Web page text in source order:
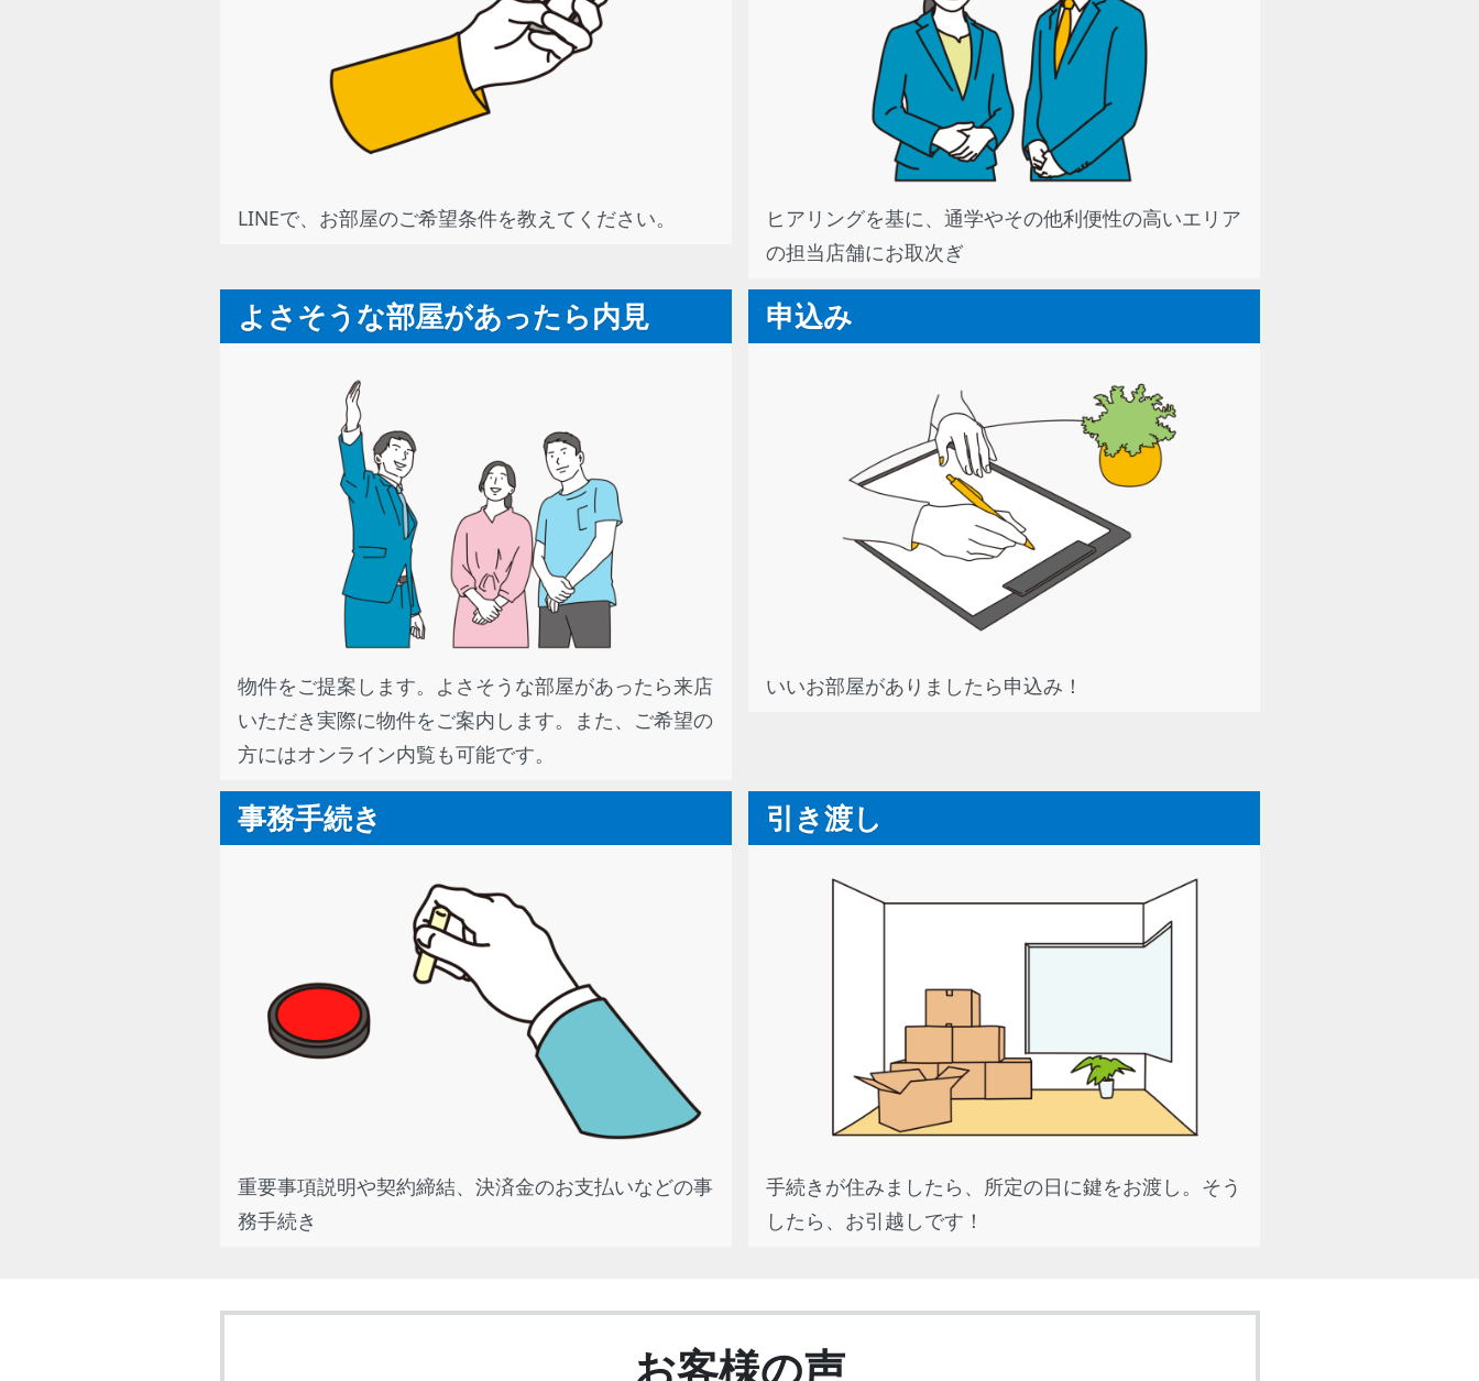
LINEで、お部屋のご希望条件を教えてください。
ヒアリングを基に、通学やその他利便性の高いエリア
の担当店舗にお取次ぎ
よさそうな部屋があったら内見
物件をご提案します。よさそうな部屋があったら来店
いただき実際に物件をご案内します。また、ご希望の
方にはオンライン内覧も可能です。
申込み
いいお部屋がありましたら申込み！
事務手続き
重要事項説明や契約締結、決済金のお支払いなどの事
務手続き
引き渡し
手続きが住みましたら、所定の日に鍵をお渡し。そう
したら、お引越しです！
お客様の声